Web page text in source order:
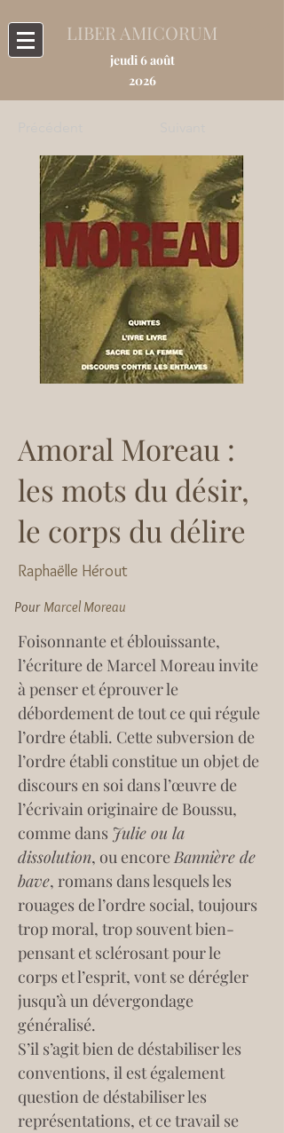
LIBER AMICORUM
jeudi 6 août
2026
Amoral Moreau :
les mots du désir,
le corps du délire
Raphaëlle Hérout
Pour Marcel Moreau
Foisonnante et éblouissante,
l’écriture de Marcel Moreau invite
à penser et éprouver le
débordement de tout ce qui régule
l’ordre établi. Cette subversion de
l’ordre établi constitue un objet de
discours en soi dans l’œuvre de
l’écrivain originaire de Boussu,
comme dans Julie ou la
dissolution, ou encore Bannière de
bave, romans dans lesquels les
rouages de l’ordre social, toujours
trop moral, trop souvent bien-
pensant et sclérosant pour le
corps et l’esprit, vont se dérégler
jusqu’à un dévergondage
généralisé.
S’il s’agit bien de déstabiliser les
conventions, il est également
question de déstabiliser les
représentations, et ce travail se